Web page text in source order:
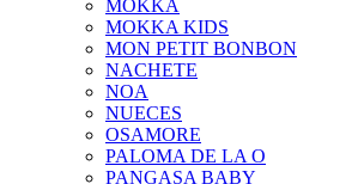
MOKKA
MOKKA KIDS
MON PETIT BONBON
NACHETE
NOA
NUECES
OSAMORE
PALOMA DE LA O
PANGASA BABY